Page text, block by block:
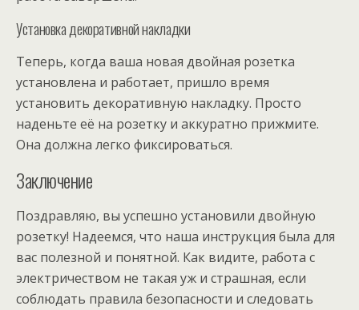
Установка декоративной накладки
Теперь, когда ваша новая двойная розетка
установлена и работает, пришло время
установить декоративную накладку. Просто
наденьте её на розетку и аккуратно прижмите.
Она должна легко фиксироваться.
Заключение
Поздравляю, вы успешно установили двойную
розетку! Надеемся, что наша инструкция была для
вас полезной и понятной. Как видите, работа с
электричеством не такая уж и страшная, если
соблюдать правила безопасности и следовать